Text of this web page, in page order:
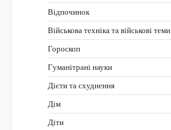
Відпочинок
Військова техніка та військові теми
Гороскоп
Гуманітрані науки
Дієти та схуднення
Дім
Діти